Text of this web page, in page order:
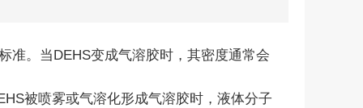
准。当DEHS变成气溶胶时，其密度通常会
被喷雾或气溶化形成气溶胶时，液体分子